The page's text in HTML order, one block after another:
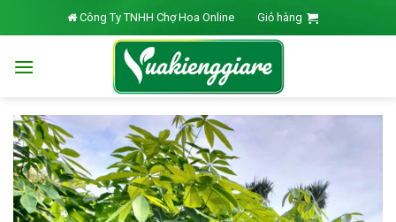
to
Công Ty TNHH Chợ Hoa Online Giỏ hàng